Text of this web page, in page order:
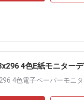
4色E紙モニター
4色電子ペーパーモニ